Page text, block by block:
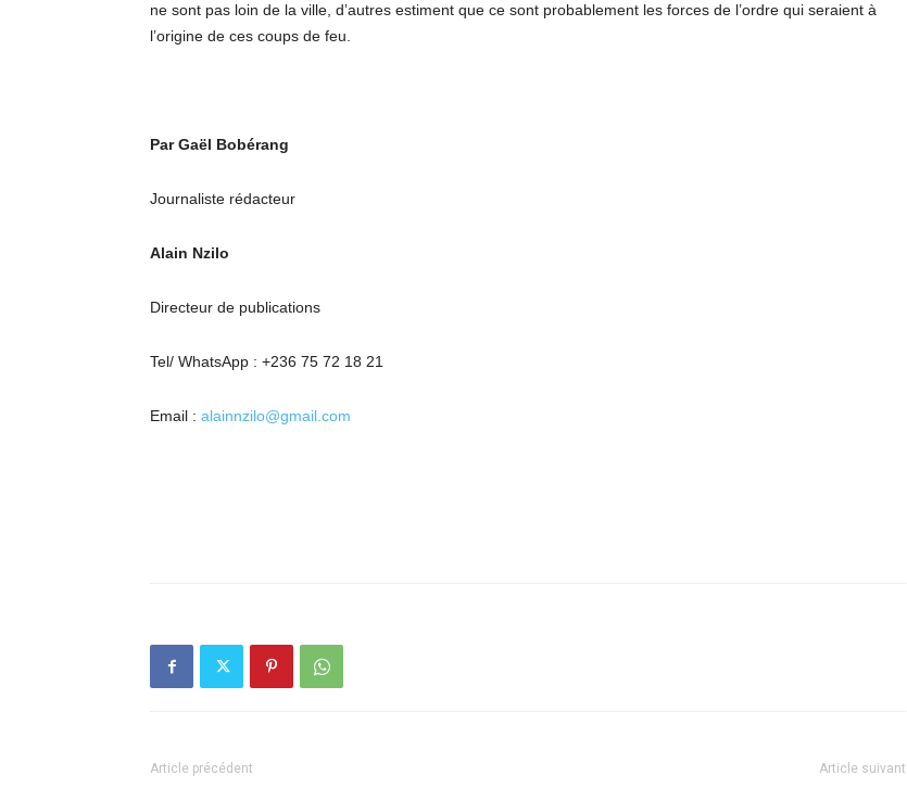
ne sont pas loin de la ville, d’autres estiment que ce sont probablement les forces de l’ordre qui seraient à
l’origine de ces coups de feu.
Par Gaël Bobérang
Journaliste rédacteur
Alain Nzilo
Directeur de publications
Tel/ WhatsApp : +236 75 72 18 21
Email : alainnzilo@gmail.com
Article précédent Article suivant